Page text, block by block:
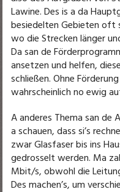
Lawine. Des is a da
besiedelten Gebieten oft
wo die Strecken länger
Da san de
ansetzen und helfen,
schließen. Ohne
wahrscheinlich no ewig
A anderes Thema san de
a schauen, dass si’s
zwar Glasfaser bis ins
gedrosselt werden. Ma
Mbit/s, obwohl die
Des machen’s, um